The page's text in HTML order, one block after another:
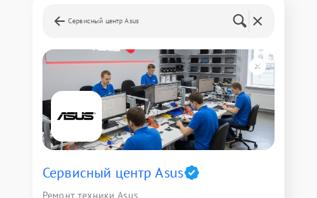
Сервисный центр Asus
Сервисный центр Asus
Ремонт техники Asus